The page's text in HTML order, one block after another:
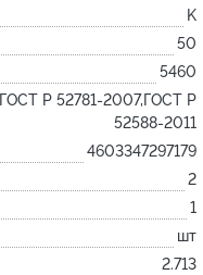
K
50
5460
ГОСТ Р 52781-2007,ГОСТ Р
52588-2011
4603347297179
2
1
шт
2.713